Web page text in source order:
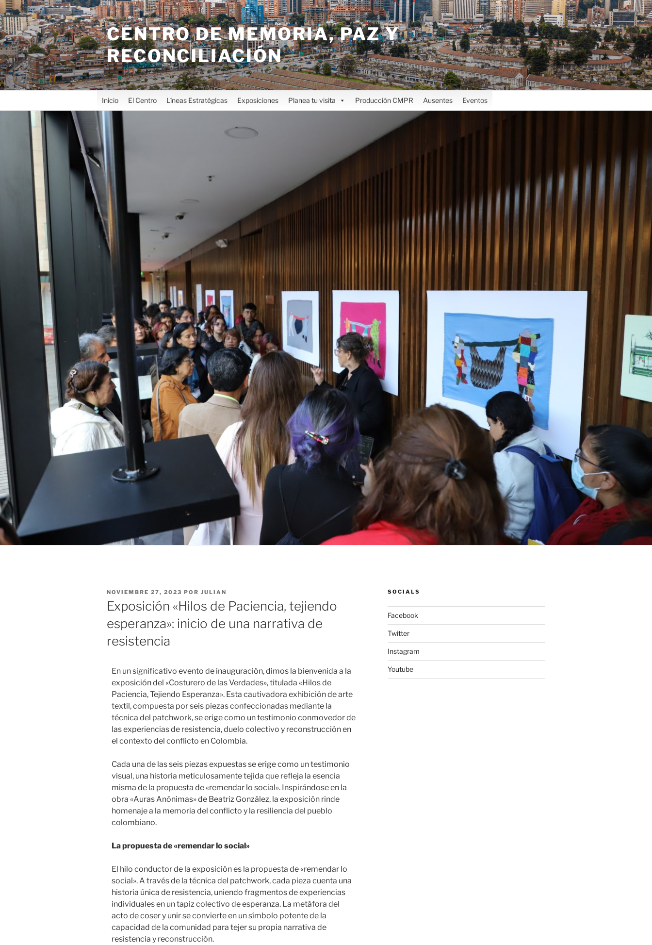
CENTRO DE MEMORIA, PAZ Y
RECONCILIACIÓN
Inicio El Centro Líneas Estratégicas Exposiciones Planea tu visita Producción CMPR Ausentes Eventos
NOVIEMBRE 27, 2023 POR JULIAN
Exposición «Hilos de Paciencia, tejiendo
esperanza»: inicio de una narrativa de
resistencia
En un significativo evento de inauguración, dimos la bienvenida a la
exposición del «Costurero de las Verdades», titulada «Hilos de
Paciencia, Tejiendo Esperanza». Esta cautivadora exhibición de arte
textil, compuesta por seis piezas confeccionadas mediante la
técnica del patchwork, se erige como un testimonio conmovedor de
las experiencias de resistencia, duelo colectivo y reconstrucción en
el contexto del conflicto en Colombia.
Cada una de las seis piezas expuestas se erige como un testimonio
visual, una historia meticulosamente tejida que refleja la esencia
misma de la propuesta de «remendar lo social». Inspirándose en la
obra «Auras Anónimas» de Beatriz González, la exposición rinde
homenaje a la memoria del conflicto y la resiliencia del pueblo
colombiano.
La propuesta de «remendar lo social»
El hilo conductor de la exposición es la propuesta de «remendar lo
social». A través de la técnica del patchwork, cada pieza cuenta una
historia única de resistencia, uniendo fragmentos de experiencias
individuales en un tapiz colectivo de esperanza. La metáfora del
acto de coser y unir se convierte en un símbolo potente de la
capacidad de la comunidad para tejer su propia narrativa de
resistencia y reconstrucción.
SOCIALS
Facebook
Twitter
Instagram
Youtube